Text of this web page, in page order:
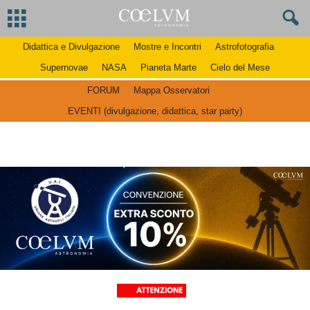
Didattica e Divulgazione Mostre e Incontri
Astrofotografia
Supernovae
NASA Pianeta Marte Cielo del Mese
FORUM
Mappa Osservatori
EVENTI (divulgazione, didattica, star party)